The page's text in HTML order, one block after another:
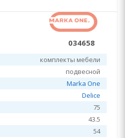
034658
комплекты мебели
подвесной
Marka One
Delice
75
43.5
54